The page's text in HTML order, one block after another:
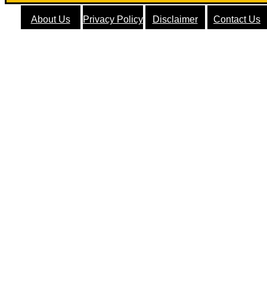
About Us Privacy Policy Disclaimer Contact Us